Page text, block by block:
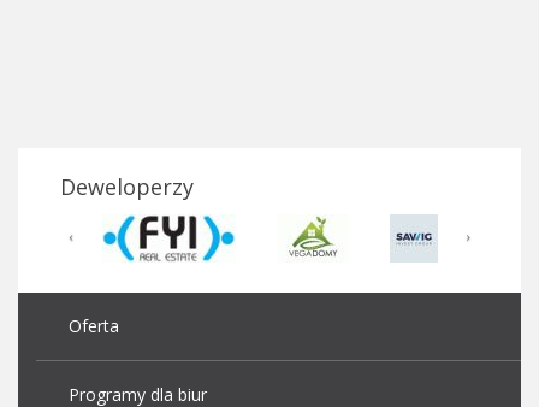
Deweloperzy
Oferta
Programy dla biur